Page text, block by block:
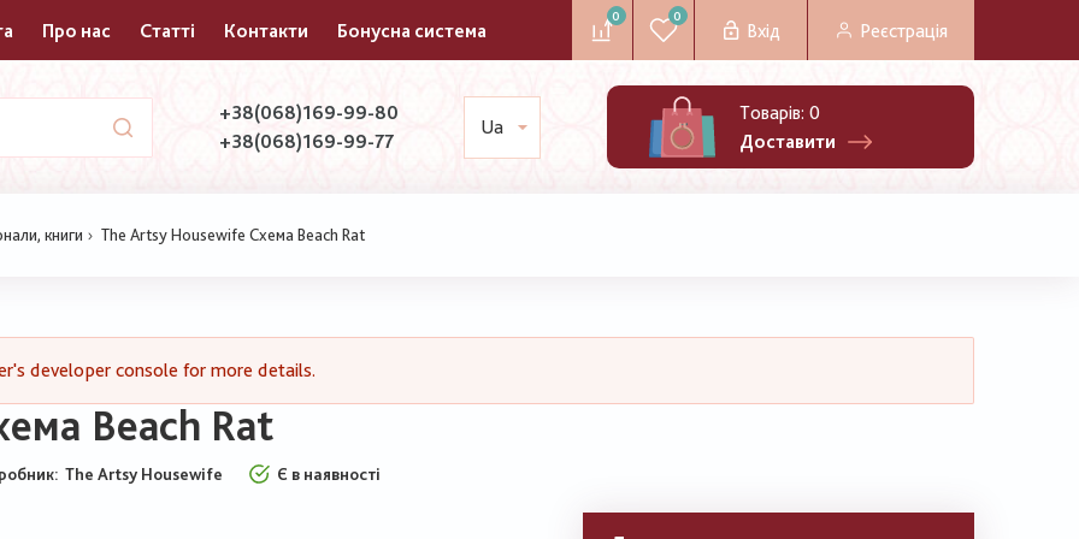
Про нас Статті Контакти Бонусна система
0 0
Вхід Реєстрація
+38(068)169-99-80
+38(068)169-99-77
Ua
Товарів: 0
Доставити
книги The Artsy Housewife Схема Beach Rat
developer console for more details.
Beach Rat
The Artsy Housewife Є в наявності